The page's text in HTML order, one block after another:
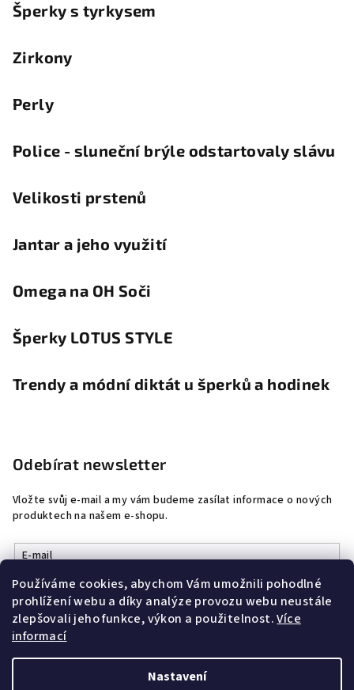
Používáme cookies, abychom Vám umožnili pohodlné
prohlížení webu a díky analýze provozu webu neustále
zlepšovali jeho funkce, výkon a použitelnost.Více
informací
Nastavení
Šperky s tyrkysem
Zirkony
Perly
Police - sluneční brýle odstartovaly slávu
Velikosti prstenů
Jantar a jeho využití
Omega na OH Soči
Šperky LOTUS STYLE
Trendy a módní diktát u šperků a hodinek
Odebírat newsletter
Vložte svůj e-mail a my vám budeme zasílat informace o nových
produktech na našem e-shopu.
E-mail
Vložením e-mailu souhlasíte spodmínkami ochrany osobních
údajů
Přihlásit se